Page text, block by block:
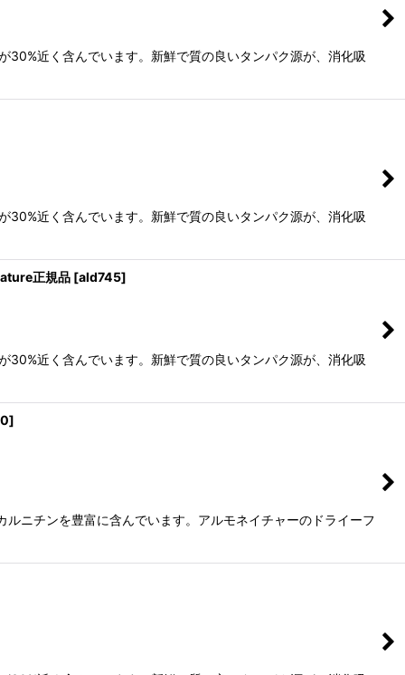
近く含んでいます。新鮮で質の良いタンパク源が、消化吸
近く含んでいます。新鮮で質の良いタンパク源が、消化吸
正規品 [ald745]
近く含んでいます。新鮮で質の良いタンパク源が、消化吸
]
ニチンを豊富に含んでいます。アルモネイチャーのドライーフ